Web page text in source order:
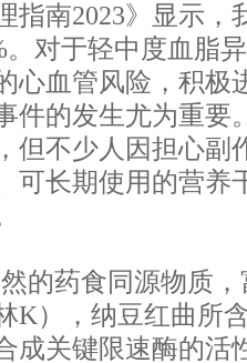
指南2023》显示，
。对于轻中度血脂
心血管风险，积极
件的发生尤为重要
但不少人因担心副
可长期使用的营养
的药食同源物质
K），纳豆红曲所
成关键限速酶的活